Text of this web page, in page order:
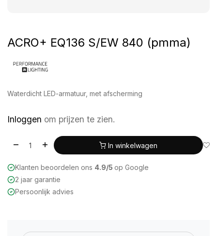
ACRO+ EQ136 S/EW 840 (pmma)
Waterdicht LED-armatuur, met afscherming
Inloggen om prijzen te zien.
In winkelwagen
Klanten beoordelen ons 4.9/5 op Google
2 jaar garantie
Persoonlijk advies